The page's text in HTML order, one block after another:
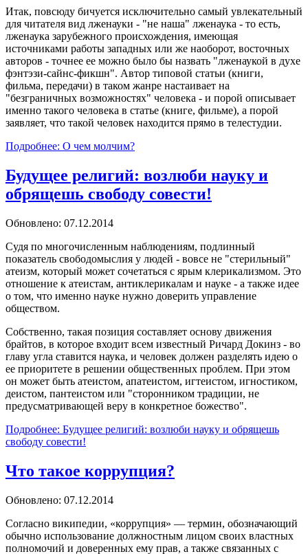
Итак, повсюду бичуется исключительно самый увлекательный
для читателя вид лженауки - "не наша" лженаука - то есть,
лженаука зарубежного происхождения, имеющая
источниками работы западных или же наоборот, восточных
авторов - точнее ее можно было бы назвать "лженаукой в духе
фэнтэзи-сайнс-фикшн". Автор типовой статьи (книги,
фильма, передачи) в таком жанре настаивает на
"безграничных возможностях" человека - и порой описывает
именно такого человека в статье (книге, фильме), а порой
заявляет, что такой человек находится прямо в телестудии.
Подробнее: O чем молчим?
Будущее религий: возлюби науку и
обрящешь свободу совести!
Обновлено: 07.12.2014
Судя по многочисленным наблюдениям, подлинный
показатель свободомыслия у людей - вовсе не "стерильный"
атеизм, который может сочетаться с ярым клерикализмом. Это
отношение к атеистам, антиклерикалам и науке - а также идее
о том, что именно науке нужно доверить управление
обществом.
Собственно, такая позиция составляет основу движения
брайтов, в которое входит всем известный Ричард Докинз - во
главу угла ставится наука, и человек должен разделять идею о
ее приоритете в решении общественных проблем. При этом
он может быть атеистом, апатеистом, игтеистом, игностиком,
деистом, пантеистом или "сторонником традиции, не
предусматривающей веру в конкретное божество".
Подробнее: Будущее религий: возлюби науку и обрящешь
свободу совести!
Что такое коррупция?
Обновлено: 07.12.2014
Согласно википедии, «коррупция» — термин, обозначающий
обычно использование должностным лицом своих властных
полномочий и доверенных ему прав, а также связанных с